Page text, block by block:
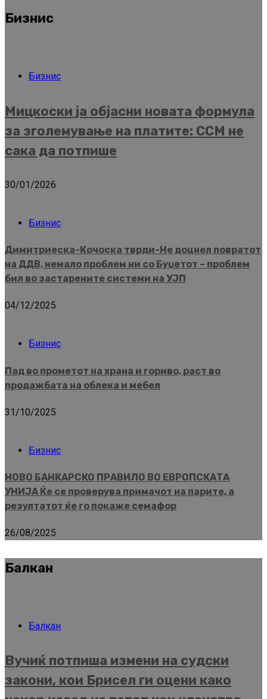
Бизнис
Бизнис
Мицкоски ја објасни новата формула
за зголемување на платите: ССМ не
сака да потпише
30/01/2026
Бизнис
Димитриеска-Кочоска тврди-Не доцнел повратот
на ДДВ, немало проблем ни со Буџетот – проблем
бил во застарените системи на УЈП
04/12/2025
Бизнис
Пад во прометот на храна и гориво, раст во
продажбата на облека и мебел
31/10/2025
Бизнис
НОВО БАНКАРСКО ПРАВИЛО ВО ЕВРОПСКАТА
УНИЈА Ќе се проверува примачот на парите, а
резултатот ќе го покаже семафор
26/08/2025
Балкан
Балкан
Вучиќ потпиша измени на судски
закони, кои Брисел ги оцени како